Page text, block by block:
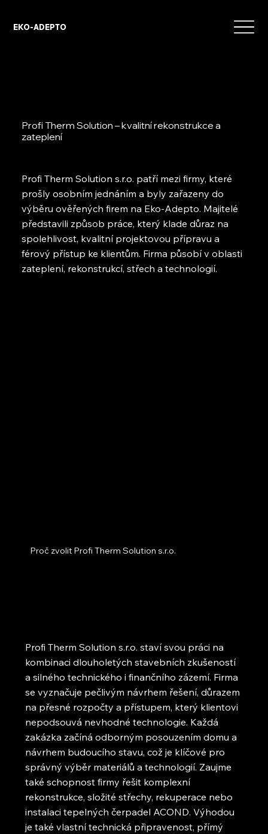
EKO-ADEPTO
Profi Therm Solution – kvalitní rekonstrukce a
zateplení
Profi Therm Solution s.r.o. patří mezi firmy, které
prošly osobním jednáním a byly zařazeny do
výběru ověřených firem na Eko-Adepto. Majitelé
představili způsob práce, který klade důraz na
spolehlivost, kvalitní projektovou přípravu a
férový přístup ke klientům. Firma působí v oblasti
zateplení, rekonstrukcí, střech a technologií.
Proč zvolit Profi Therm Solution s.r.o.
Profi Therm Solution s.r.o. staví svou práci na
kombinaci dlouholetých stavebních zkušeností
a silného technického i finančního zázemí. Firma
se vyznačuje pečlivým návrhem řešení, důrazem
na přesné rozpočty a přístupem, který klientovi
nepodsouvá nevhodné technologie. Každá
zakázka začíná odborným posouzením domu a
návrhem budoucího stavu, což je klíčové pro
správný výběr materiálů a technologií. Zaujme
také schopnost firmy řešit komplexní
rekonstrukce, složité střechy, rekuperace nebo
instalaci tepelných čerpadel ACOND. Výhodou
je také vlastní technická připravenost, přímý